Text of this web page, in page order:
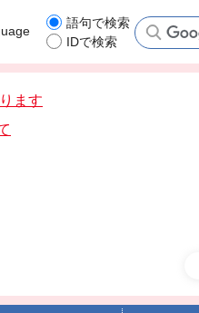
ます
語句で検索
IDで検索